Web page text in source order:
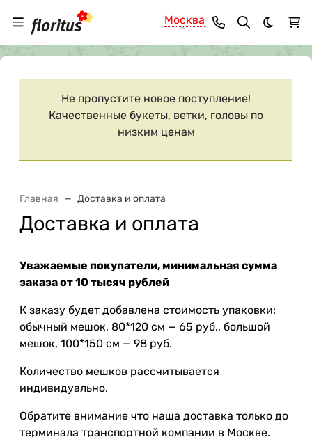
Москва
Ваш городМосква?
Темная
Не пропустите новое поступление!
Качественные букеты, ветки, головы по
низким ценам
Главная Доставка и оплата
Доставка и оплата
Уважаемые покупатели, минимальная сумма
заказа от 10 тысяч рублей
К заказу будет добавлена стоимость упаковки:
обычный мешок, 80*120 см — 65 руб., большой
мешок, 100*150 см — 98 руб.
Количество мешков рассчитывается
индивидуально.
Обратите внимание что наша доставка только до
терминала транспортной компании в Москве.